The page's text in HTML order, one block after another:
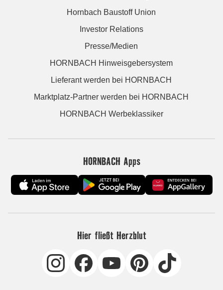
Hornbach Baustoff Union
Investor Relations
Presse/Medien
HORNBACH Hinweisgebersystem
Lieferant werden bei HORNBACH
Marktplatz-Partner werden bei HORNBACH
HORNBACH Werbeklassiker
HORNBACH Apps
Hier fließt Herzblut